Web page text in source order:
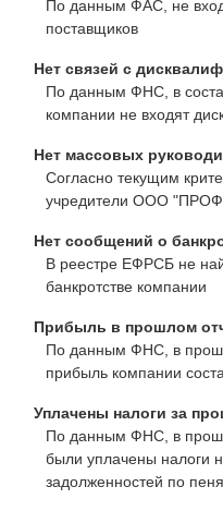
По данным ФАС, не
поставщиков
Нет связей с
По данным ФНС, в
компании не входят
Нет массовых
Согласно текущим
учредители ООО
Нет сообщений о
В реестре ЕФРСБ не
банкротстве компании
Прибыль в прошлом
По данным ФНС, в
прибыль компании
Уплачены налоги за
По данным ФНС, в
были уплачены налоги
задолженностей по